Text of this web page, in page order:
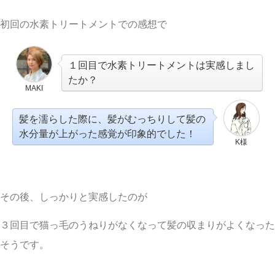
初回の水素トリートメントでの感想で
MAKI
１回目で水素トリートメントは実感しまし
たか？
K様
髪を濡らした際に、髪がむっちりして髪の
水分量が上がった感覚が印象的でした！
その後、しっかりと実感したのが
３回目で猫っ毛のうねりがなくなって髪の収まりがよくなった
そうです。